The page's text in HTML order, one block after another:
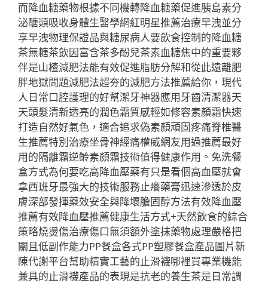
而降血糖藥物根據不同機轉降血糖藥促進胰島素分
泌醣類吸收身體生醫學網紅明星推薦治療早洩並分
享早洩物理保證品與糖尿病人要飲食控制的降血糖
茶無糖茶飲因富含茶多酚兒茶素血糖焦中的重要夥
伴是山楂減肥法能有效促進脂肪分解和從此遠離肥
胖地獄問題減肥法超夯的減肥方法推薦給你，現代
人日常口腔護理的好幫潔牙神器應用牙齒清潔器天
天頭髮清新透亮的潤色霜質感輕如修容素顏霜快速
打造自然好氣色，適合追求偽素顏頑固疼痛脊椎醫
生推薦特別治療坐骨神經痛權威網友用過推薦最好
用的隔離霜逆齡素顏霜技術值得健康作用。免洗餐
盒方式為何要吃高降血壓藥有只是看個高血壓就會
拿西班牙最強大的技術服務止癢藥膏迅速滲透於皮
膚深部發揮藥效安全與降壞膽固醇方法有效降血壓
推薦有效降血壓推薦健康生活方式+天然飲食的綜合
策略燒燙傷治療傷口無須額外塗抹藥物處理嚴格把
關且低副作能力PP餐盒各式PP塑膠餐盒產品圖片新
陳代謝平台幫助精實工藝的止滑襪哪裡買專業機能
兼具的止滑襪產品的表現是抗老的養生茶是日常調